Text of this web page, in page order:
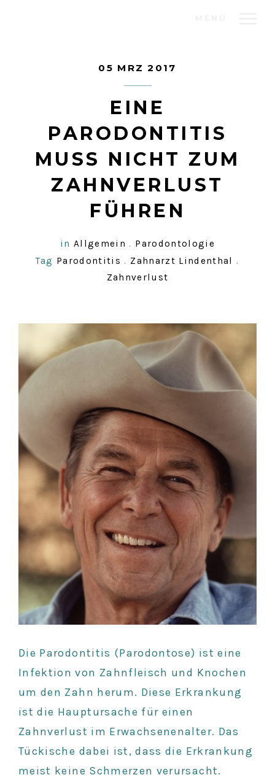
05 MRZ 2017
EINE
PARODONTITIS
MUSS NICHT ZUM
ZAHNVERLUST
FÜHREN
in Allgemein . Parodontologie
Tag Parodontitis . Zahnarzt Lindenthal .
Zahnverlust
Die Parodontitis (Parodontose) ist eine
Infektion von Zahnfleisch und Knochen
um den Zahn herum. Diese Erkrankung
ist die Hauptursache für einen
Zahnverlust im Erwachsenenalter. Das
Tückische dabei ist, dass die Erkrankung
meist keine Schmerzen verursacht.